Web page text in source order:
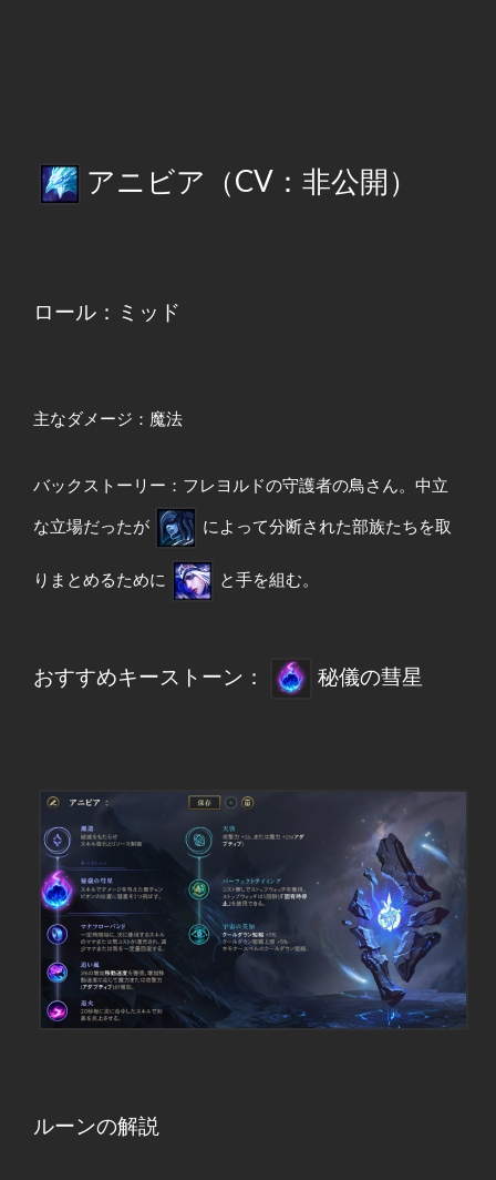
アニビア（CV：非公開）
ロール：ミッド
主なダメージ：魔法
バックストーリー：フレヨルドの守護者の鳥さん。中立
な立場だったが によって分断された部族たちを取
りまとめるために と手を組む。
おすすめキーストーン： 秘儀の彗星
ルーンの解説